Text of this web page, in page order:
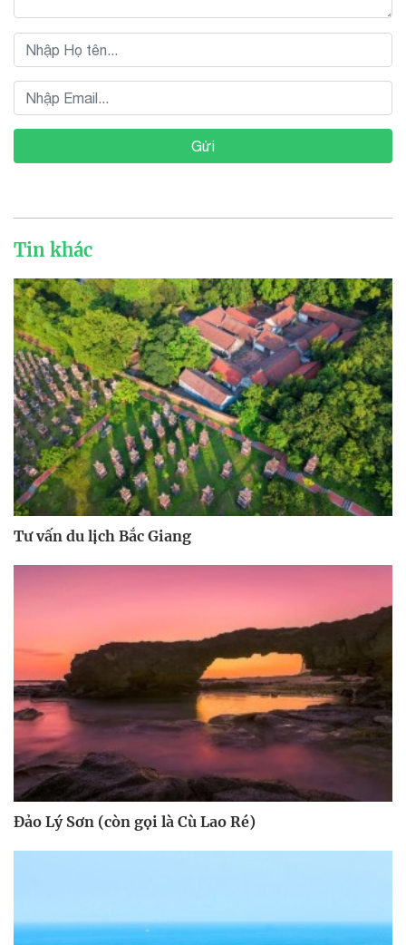
Gửi
Tin khác
Tư vấn du lịch Bắc Giang
Đảo Lý Sơn (còn gọi là Cù Lao Ré)